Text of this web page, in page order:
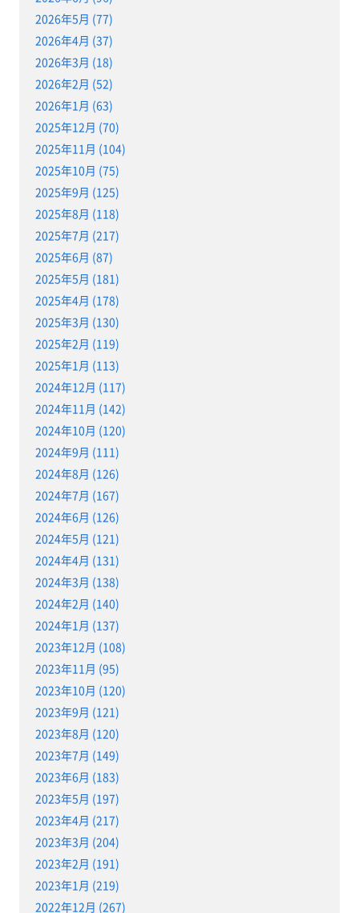
2026年5月 (77)
2026年4月 (37)
2026年3月 (18)
2026年2月 (52)
2026年1月 (63)
2025年12月 (70)
2025年11月 (104)
2025年10月 (75)
2025年9月 (125)
2025年8月 (118)
2025年7月 (217)
2025年6月 (87)
2025年5月 (181)
2025年4月 (178)
2025年3月 (130)
2025年2月 (119)
2025年1月 (113)
2024年12月 (117)
2024年11月 (142)
2024年10月 (120)
2024年9月 (111)
2024年8月 (126)
2024年7月 (167)
2024年6月 (126)
2024年5月 (121)
2024年4月 (131)
2024年3月 (138)
2024年2月 (140)
2024年1月 (137)
2023年12月 (108)
2023年11月 (95)
2023年10月 (120)
2023年9月 (121)
2023年8月 (120)
2023年7月 (149)
2023年6月 (183)
2023年5月 (197)
2023年4月 (217)
2023年3月 (204)
2023年2月 (191)
2023年1月 (219)
2022年12月 (267)